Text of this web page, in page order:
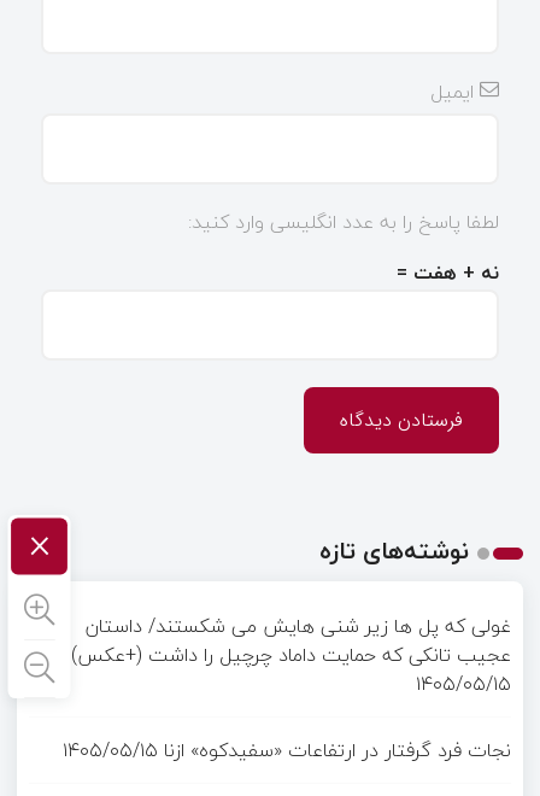
ایمیل
لطفا پاسخ را به عدد انگلیسی وارد کنید:
نه + هفت =
نوشته‌های تازه
غولی که پل ها زیر شنی هایش می شکستند/ داستان
عجیب تانکی که حمایت داماد چرچیل را داشت (+عکس)
۱۴۰۵/۰۵/۱۵
نجات فرد گرفتار در ارتفاعات «سفیدکوه» ازنا ۱۴۰۵/۰۵/۱۵
×